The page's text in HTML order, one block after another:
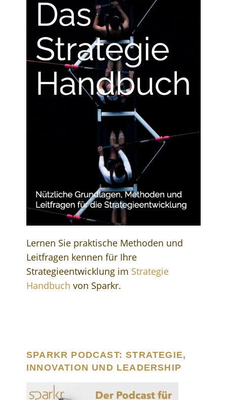
Lernen Sie praktische Methoden und
Leitfragen kennen für Ihre
Strategieentwicklung im Strategie
Handbuch von Sparkr.
SPARKR PODCAST: STRATEGIE,
INNOVATION UND LEADERSHIP